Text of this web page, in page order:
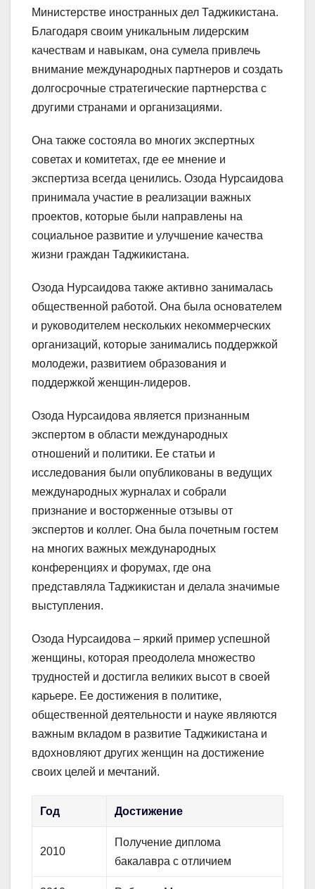
Министерстве иностранных дел Таджикистана.
Благодаря своим уникальным лидерским
качествам и навыкам, она сумела привлечь
внимание международных партнеров и создать
долгосрочные стратегические партнерства с
другими странами и организациями.
Она также состояла во многих экспертных
советах и комитетах, где ее мнение и
экспертиза всегда ценились. Озода Нурсаидова
принимала участие в реализации важных
проектов, которые были направлены на
социальное развитие и улучшение качества
жизни граждан Таджикистана.
Озода Нурсаидова также активно занималась
общественной работой. Она была основателем
и руководителем нескольких некоммерческих
организаций, которые занимались поддержкой
молодежи, развитием образования и
поддержкой женщин-лидеров.
Озода Нурсаидова является признанным
экспертом в области международных
отношений и политики. Ее статьи и
исследования были опубликованы в ведущих
международных журналах и собрали
признание и восторженные отзывы от
экспертов и коллег. Она была почетным гостем
на многих важных международных
конференциях и форумах, где она
представляла Таджикистан и делала значимые
выступления.
Озода Нурсаидова – яркий пример успешной
женщины, которая преодолела множество
трудностей и достигла великих высот в своей
карьере. Ее достижения в политике,
общественной деятельности и науке являются
важным вкладом в развитие Таджикистана и
вдохновляют других женщин на достижение
своих целей и мечтаний.
Год Достижение
2010
Получение диплома
бакалавра с отличием